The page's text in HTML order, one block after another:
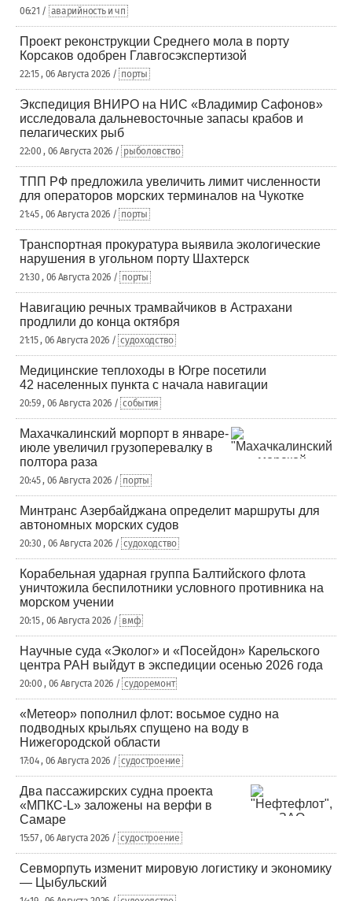
06:21 / аварийность и чп
Проект реконструкции Среднего мола в порту
Корсаков одобрен Главгосэкспертизой
22:15 , 06 Августа 2026 / порты
Экспедиция ВНИРО на НИС «Владимир Сафонов»
исследовала дальневосточные запасы крабов и
пелагических рыб
22:00 , 06 Августа 2026 / рыболовство
ТПП РФ предложила увеличить лимит численности
для операторов морских терминалов на Чукотке
21:45 , 06 Августа 2026 / порты
Транспортная прокуратура выявила экологические
нарушения в угольном порту Шахтерск
21:30 , 06 Августа 2026 / порты
Навигацию речных трамвайчиков в Астрахани
продлили до конца октября
21:15 , 06 Августа 2026 / судоходство
Медицинские теплоходы в Югре посетили
42 населенных пункта с начала навигации
20:59 , 06 Августа 2026 / события
Махачкалинский морпорт в январе-
июле увеличил грузоперевалку в
полтора раза
20:45 , 06 Августа 2026 / порты
Минтранс Азербайджана определит маршруты для
автономных морских судов
20:30 , 06 Августа 2026 / судоходство
Корабельная ударная группа Балтийского флота
уничтожила беспилотники условного противника на
морском учении
20:15 , 06 Августа 2026 / вмф
Научные суда «Эколог» и «Посейдон» Карельского
центра РАН выйдут в экспедиции осенью 2026 года
20:00 , 06 Августа 2026 / судоремонт
«Метеор» пополнил флот: восьмое судно на
подводных крыльях спущено на воду в
Нижегородской области
17:04 , 06 Августа 2026 / судостроение
Два пассажирских судна проекта
«МПКС-L» заложены на верфи в
Самаре
15:57 , 06 Августа 2026 / судостроение
Севморпуть изменит мировую логистику и экономику
— Цыбульский